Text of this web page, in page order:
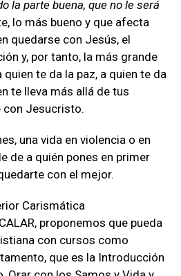
la parte buena, que no le será
lo más bueno y que afecta
quedarse con Jesús, el
y, por tanto, la más grande
te da la paz, a quien te da
te lleva más allá de tus
con Jesucristo.
una vida en violencia o en
de a quién pones en primer
con el mejor.
Carismática
proponemos que pueda
con cursos como
que es la Introducción